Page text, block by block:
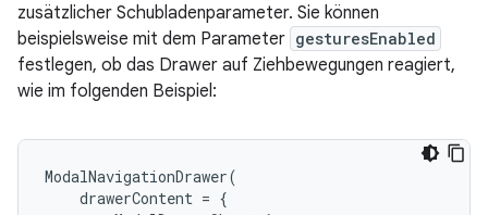
zusätzlicher Schubladenparameter. Sie können
beispielsweise mit dem Parameter gesturesEnabled
festlegen, ob das Drawer auf Ziehbewegungen reagiert,
wie im folgenden Beispiel:
ModalNavigationDrawer(
drawerContent = {